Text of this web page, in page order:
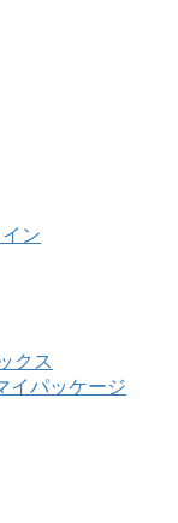
ン
クス
イパッケージ